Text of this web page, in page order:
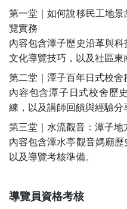
第一堂｜如何說移民工地
覽實務
內容包含潭子歷史沿革與
文化導覽技巧，以及社區東
第二堂｜潭子百年日式校舍
內容包含潭子日式校舍歷
練，以及講師回饋與經驗分
第三堂｜水流觀音：潭子地
內容包含潭水亭觀音媽廟歷
以及導覽考核準備。
導覽員資格考核